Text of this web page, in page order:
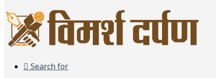
Search for